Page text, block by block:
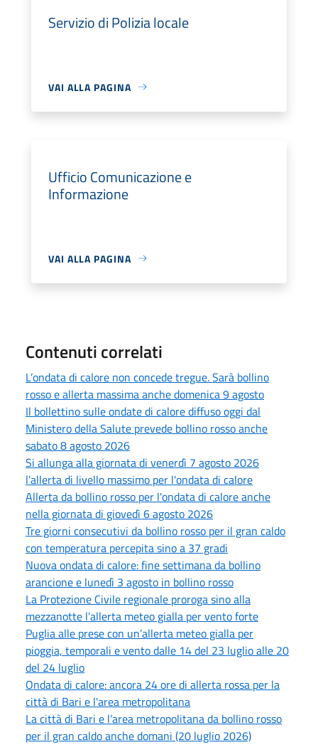
Servizio di Polizia locale
VAI ALLA PAGINA
Ufficio Comunicazione e
Informazione
VAI ALLA PAGINA
Contenuti correlati
L’ondata di calore non concede tregue. Sarà bollino
rosso e allerta massima anche domenica 9 agosto
Il bollettino sulle ondate di calore diffuso oggi dal
Ministero della Salute prevede bollino rosso anche
sabato 8 agosto 2026
Si allunga alla giornata di venerdì 7 agosto 2026
l’allerta di livello massimo per l'ondata di calore
Allerta da bollino rosso per l'ondata di calore anche
nella giornata di giovedì 6 agosto 2026
Tre giorni consecutivi da bollino rosso per il gran caldo
con temperatura percepita sino a 37 gradi
Nuova ondata di calore: fine settimana da bollino
arancione e lunedì 3 agosto in bollino rosso
La Protezione Civile regionale proroga sino alla
mezzanotte l’allerta meteo gialla per vento forte
Puglia alle prese con un’allerta meteo gialla per
pioggia, temporali e vento dalle 14 del 23 luglio alle 20
del 24 luglio
Ondata di calore: ancora 24 ore di allerta rossa per la
città di Bari e l'area metropolitana
La città di Bari e l’area metropolitana da bollino rosso
per il gran caldo anche domani (20 luglio 2026)